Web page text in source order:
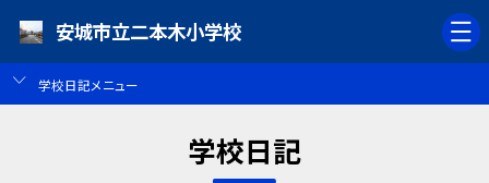
安城市立二本木小学校
学校日記メニュー
学校日記